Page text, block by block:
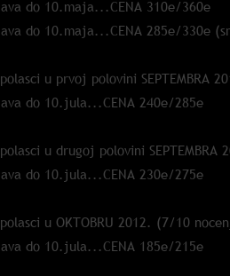
do 10.maja...CENA 310e/360e
do 10.maja...CENA 285e/330e
u prvoj polovini SEPTEMBRA
do 10.jula...CENA 240e/285e
u drugoj polovini
do 10.jula...CENA 230e/275e
u OKTOBRU 2012. (7/10
do 10.jula...CENA 185e/215e